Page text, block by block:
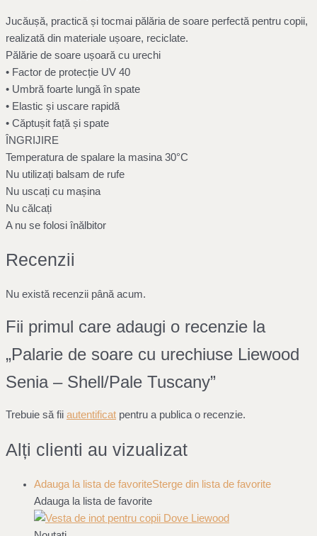
Jucăușă, practică și tocmai pălăria de soare perfectă pentru copii,
realizată din materiale ușoare, reciclate.
Pălărie de soare ușoară cu urechi
• Factor de protecție UV 40
• Umbră foarte lungă în spate
• Elastic și uscare rapidă
• Căptușit față și spate
ÎNGRIJIRE
Temperatura de spalare la masina 30°C
Nu utilizați balsam de rufe
Nu uscați cu mașina
Nu călcați
A nu se folosi înălbitor
Recenzii
Nu există recenzii până acum.
Fii primul care adaugi o recenzie la
„Palarie de soare cu urechiuse Liewood
Senia – Shell/Pale Tuscany”
Trebuie să fii autentificat pentru a publica o recenzie.
Alți clienti au vizualizat
Adauga la lista de favoriteSterge din lista de favorite
Adauga la lista de favorite